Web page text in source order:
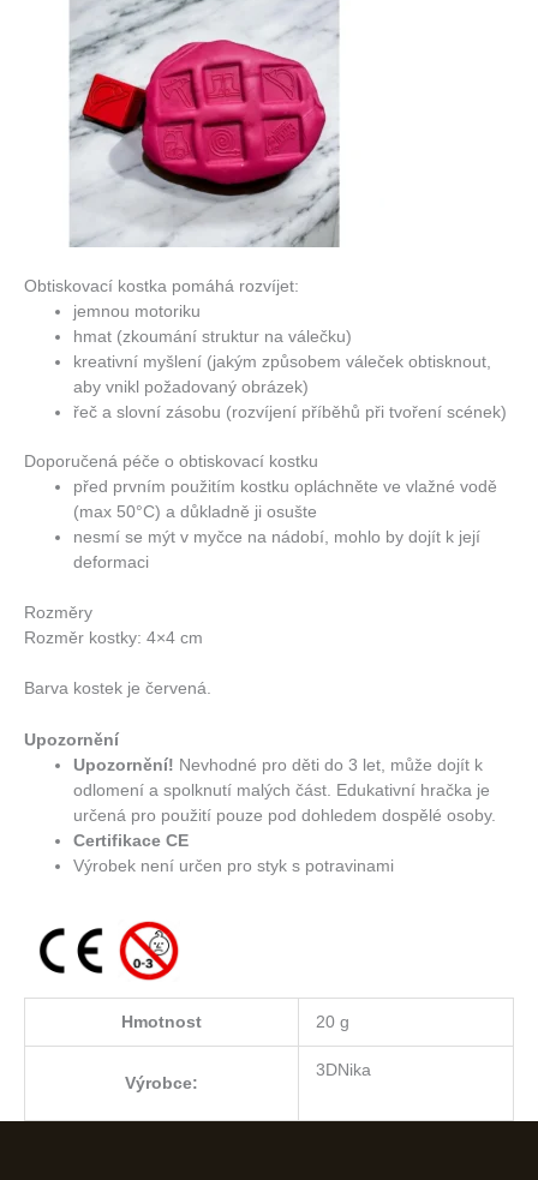
Obtiskovací kostka pomáhá rozvíjet:
jemnou motoriku
hmat (zkoumání struktur na válečku)
kreativní myšlení (jakým způsobem váleček obtisknout,
aby vnikl požadovaný obrázek)
řeč a slovní zásobu (rozvíjení příběhů při tvoření scének)
Doporučená péče o obtiskovací kostku
před prvním použitím kostku opláchněte ve vlažné vodě
(max 50°C) a důkladně ji osušte
nesmí se mýt v myčce na nádobí, mohlo by dojít k její
deformaci
Rozměry
Rozměr kostky: 4×4 cm
Barva kostek je červená.
Upozornění
Upozornění! Nevhodné pro děti do 3 let, může dojít k
odlomení a spolknutí malých část. Edukativní hračka je
určená pro použití pouze pod dohledem dospělé osoby.
Certifikace CE
Výrobek není určen pro styk s potravinami
Hmotnost 20 g
Výrobce:
3DNika